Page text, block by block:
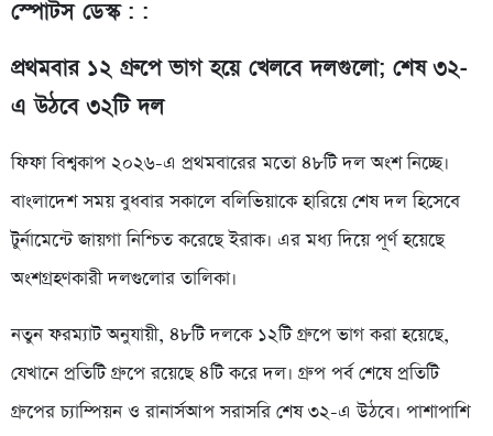
স্পোর্টস ডেস্ক : :
প্রথমবার ১২ গ্রুপে ভাগ হয়ে খেলবে দলগুলো; শেষ ৩২-
এ উঠবে ৩২টি দল
ফিফা বিশ্বকাপ ২০২৬-এ প্রথমবারের মতো ৪৮টি দল অংশ নিচ্ছে।
বাংলাদেশ সময় বুধবার সকালে বলিভিয়াকে হারিয়ে শেষ দল হিসেবে
টুর্নামেন্টে জায়গা নিশ্চিত করেছে ইরাক। এর মধ্য দিয়ে পূর্ণ হয়েছে
অংশগ্রহণকারী দলগুলোর তালিকা।
নতুন ফরম্যাট অনুযায়ী, ৪৮টি দলকে ১২টি গ্রুপে ভাগ করা হয়েছে,
যেখানে প্রতিটি গ্রুপে রয়েছে ৪টি করে দল। গ্রুপ পর্ব শেষে প্রতিটি
গ্রুপের চ্যাম্পিয়ন ও রানার্সআপ সরাসরি শেষ ৩২-এ উঠবে। পাশাপাশি